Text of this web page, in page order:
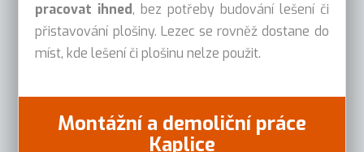
pracovat ihned, bez potřeby budování lešení či
přistavování plošiny. Lezec se rovněž dostane do
míst, kde lešení či plošinu nelze použit.
Montážní a demoliční práce
Kaplice